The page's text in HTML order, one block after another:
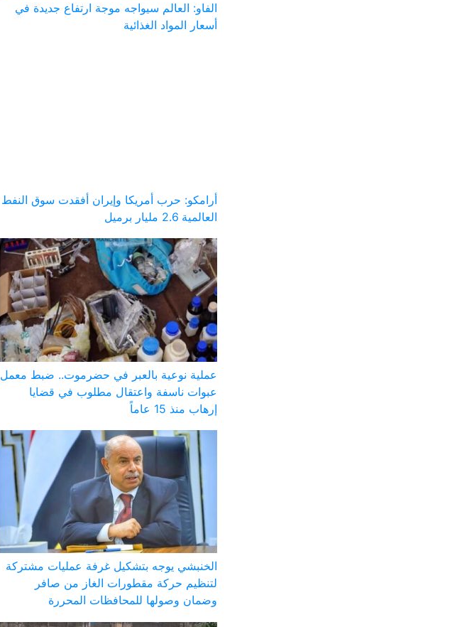
الفاو: العالم سيواجه موجة ارتفاع جديدة في
أسعار المواد الغذائية
أرامكو: حرب أمريكا وإيران أفقدت سوق النفط
العالمية 2.6 مليار برميل
عملية نوعية بالعبر في حضرموت.. ضبط معمل
عبوات ناسفة واعتقال مطلوب في قضايا
إرهاب منذ 15 عاماً
الخنبشي يوجه بتشكيل غرفة عمليات مشتركة
لتنظيم حركة مقطورات الغاز من صافر
وضمان وصولها للمحافظات المحررة